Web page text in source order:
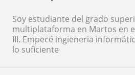
Soy estudiante del grado
multiplataforma en Martos en
III. Empecé ingieneria
lo suficiente